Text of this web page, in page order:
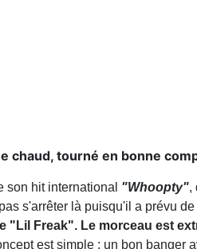
chaud, tourné en bonne
son hit international "Whoopty",
s'arrêter là puisqu'il a prévu
"Lil Freak". Le morceau est
est simple : un bon banger